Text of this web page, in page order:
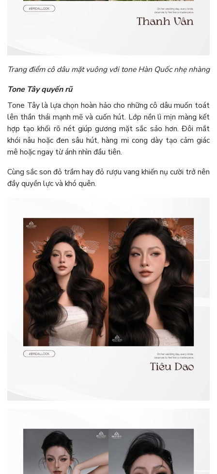
Trang điểm cô dâu mặt vuông với tone Hàn Quốc nhẹ nhàng
Tone Tây quyến rũ
Tone Tây là lựa chọn hoàn hảo cho những cô dâu muốn toát
lên thần thái mạnh mẽ và cuốn hút. Lớp nền lì mịn màng kết
hợp tạo khối rõ nét giúp gương mặt sắc sảo hơn. Đôi mắt
khói nâu hoặc đen sâu hút, hàng mi cong dày tạo cảm giác
mê hoặc ngay từ ánh nhìn đầu tiên.
Cùng sắc son đỏ trầm hay đỏ rượu vang khiến nụ cười trở nên
đầy quyền lực và khó quên.